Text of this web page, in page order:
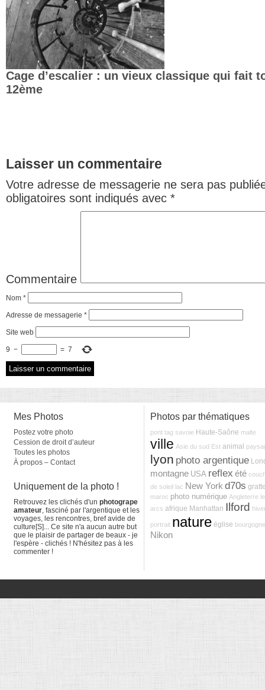
Cage d’escalier : un vieux classique qui fait
12ème
Laisser un commentaire
Votre adresse de messagerie ne sera pas
obligatoires sont indiqués avec *
Commentaire
Nom *
Adresse de messagerie *
Site web
9 − = 7
Mes Photos
Postez votre photo
Cession de droit d’auteur
Toutes les photos
À propos – Contact
Uniquement de la photo !
Retrouvez les clichés d'un photogrape
amateur, fasciné par l'argentique et les
voyages, les rencontres, bref avide de
culture[S]... Ce site n'a aucun autre but
que le plaisir de partager de beaux - je
l'espère - clichés ! N'hésitez pas à les
commenter !
Photos par thématiques
pont tag savoie Haute-Saône malte
ville Asie du sud Est animal
lyon photo argentique
montagne USA reflex été
de soleil lac New York d70s
maroc photo numérique Angleterre
arcs afrique Manhattan Ilford
portrait nature église bourgogne
Nikon